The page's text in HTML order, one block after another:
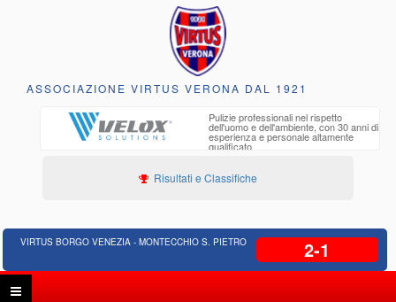
ASSOCIAZIONE VIRTUS VERONA DAL 1921
Pulizie professionali nel rispetto
dell'uomo e dell'ambiente, con 30 anni di
esperienza e personale altamente
qualificato
Risultati e Classifiche
VIRTUS BORGO VENEZIA - MONTECCHIO S. PIETRO 2-1